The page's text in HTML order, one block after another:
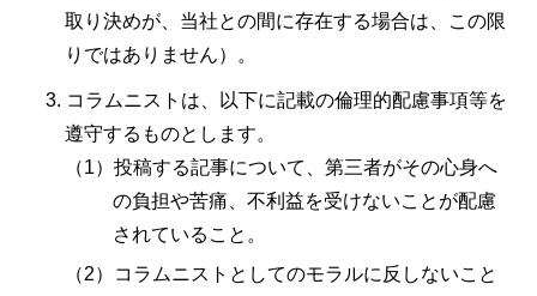
取り決めが、当社との間に存在する場合は、この限
りではありません）。
コラムニストは、以下に記載の倫理的配慮事項等を
遵守するものとします。
投稿する記事について、第三者がその心身へ
の負担や苦痛、不利益を受けないことが配慮
されていること。
コラムニストとしてのモラルに反しないこと